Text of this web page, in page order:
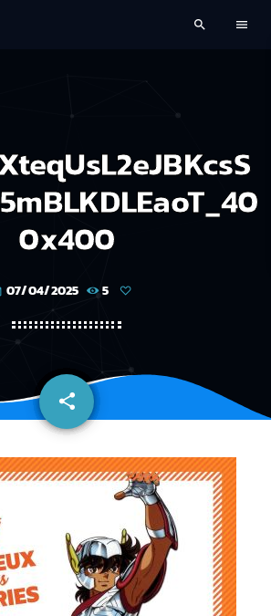
search menu
0x400
07/04/2025 5
share
email